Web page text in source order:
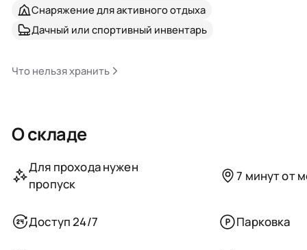
Снаряжение для активного отдыха
Дачный или спортивный инвентарь
Что нельзя хранить
О складе
Для прохода нужен
пропуск
7 минут от
Доступ 24/7 Парковка